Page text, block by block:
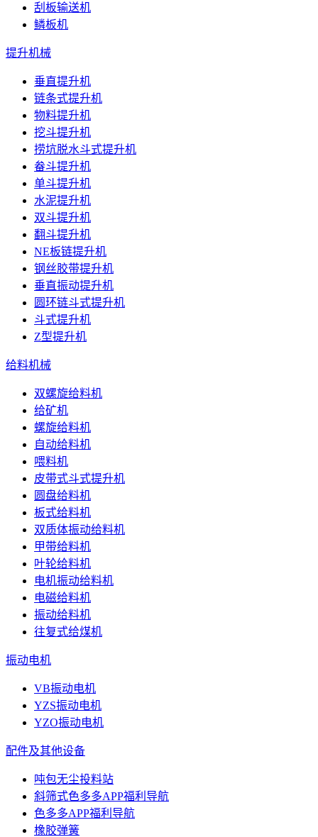
刮板输送机
鳞板机
提升机械
垂直提升机
链条式提升机
物料提升机
挖斗提升机
捞坑脱水斗式提升机
畚斗提升机
单斗提升机
水泥提升机
双斗提升机
翻斗提升机
NE板链提升机
钢丝胶带提升机
垂直振动提升机
圆环链斗式提升机
斗式提升机
Z型提升机
给料机械
双螺旋给料机
给矿机
螺旋给料机
自动给料机
喂料机
皮带式斗式提升机
圆盘给料机
板式给料机
双质体振动给料机
甲带给料机
叶轮给料机
电机振动给料机
电磁给料机
振动给料机
往复式给煤机
振动电机
VB振动电机
YZS振动电机
YZO振动电机
配件及其他设备
吨包无尘投料站
斜筛式色多多APP福利导航
色多多APP福利导航
橡胶弹簧